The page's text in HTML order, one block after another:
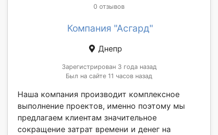
0 отзывов
Компания "Асгард"
Днепр
Зарегистрирован 3 года назад
Был на сайте 11 часов назад
Наша компания производит комплексное
выполнение проектов, именно поэтому мы
предлагаем клиентам значительное
сокращение затрат времени и денег на